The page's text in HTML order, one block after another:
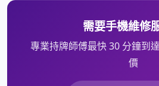
需要手機維修
專業持牌師傅最快 30 分鐘到
價